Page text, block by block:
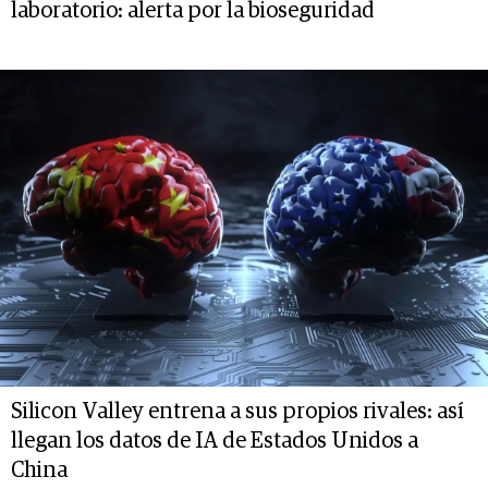
laboratorio: alerta por la bioseguridad
Silicon Valley entrena a sus propios rivales: así
llegan los datos de IA de Estados Unidos a
China